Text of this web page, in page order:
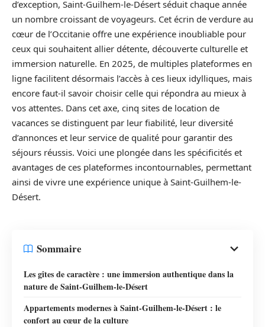
d’exception, Saint-Guilhem-le-Désert séduit chaque année
un nombre croissant de voyageurs. Cet écrin de verdure au
cœur de l’Occitanie offre une expérience inoubliable pour
ceux qui souhaitent allier détente, découverte culturelle et
immersion naturelle. En 2025, de multiples plateformes en
ligne facilitent désormais l’accès à ces lieux idylliques, mais
encore faut-il savoir choisir celle qui répondra au mieux à
vos attentes. Dans cet axe, cinq sites de location de
vacances se distinguent par leur fiabilité, leur diversité
d’annonces et leur service de qualité pour garantir des
séjours réussis. Voici une plongée dans les spécificités et
avantages de ces plateformes incontournables, permettant
ainsi de vivre une expérience unique à Saint-Guilhem-le-
Désert.
Sommaire
Les gîtes de caractère : une immersion authentique dans la
nature de Saint-Guilhem-le-Désert
Appartements modernes à Saint-Guilhem-le-Désert : le
confort au cœur de la culture